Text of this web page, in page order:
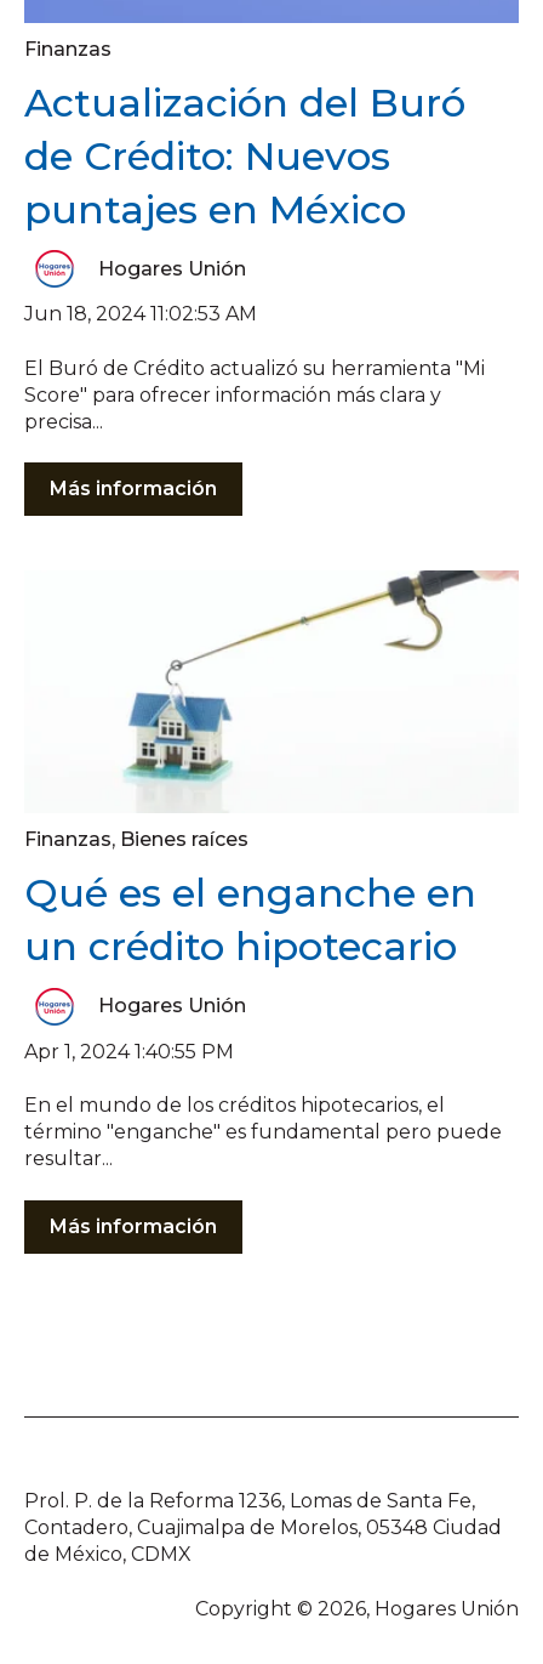
Finanzas
Actualización del Buró
de Crédito: Nuevos
puntajes en México
Hogares Unión
Jun 18, 2024 11:02:53 AM
El Buró de Crédito actualizó su herramienta "Mi
Score" para ofrecer información más clara y
precisa...
Más información
Finanzas, Bienes raíces
Qué es el enganche en
un crédito hipotecario
Hogares Unión
Apr 1, 2024 1:40:55 PM
En el mundo de los créditos hipotecarios, el
término "enganche" es fundamental pero puede
resultar...
Más información
Prol. P. de la Reforma 1236, Lomas de Santa Fe,
Contadero, Cuajimalpa de Morelos, 05348 Ciudad
de México, CDMX
Copyright © 2026, Hogares Unión